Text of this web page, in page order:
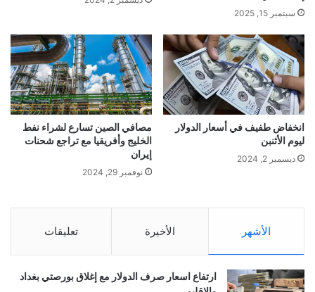
سبتمبر 15, 2025
انخفاض طفيف في أسعار الدولار
ليوم الأثنبن
ديسمبر 2, 2024
مصافي الصين تسارع لشراء نفط
الخليج وأفريقيا مع تراجع شحنات
إيران
نوفمبر 29, 2024
الأشهر الأخيرة تعليقات
ارتفاع اسعار صرف الدولار مع إغلاق بورصتي بغداد